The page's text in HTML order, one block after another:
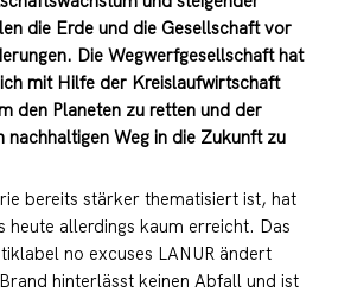
die Erde und die Gesellschaft vor
Die Wegwerfgesellschaft hat
mit Hilfe der Kreislaufwirtschaft
den Planeten zu retten und der
nachhaltigen Weg in die Zukunft zu
bereits stärker thematisiert ist, hat
heute allerdings kaum erreicht. Das
no excuses LANUR ändert
hinterlässt keinen Abfall und ist